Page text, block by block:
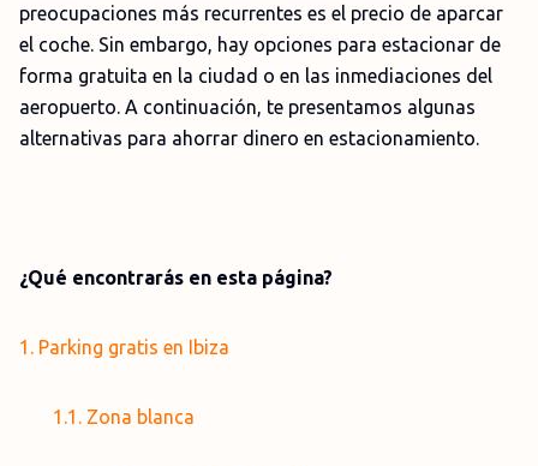
preocupaciones más recurrentes es el precio de aparcar
el coche. Sin embargo, hay opciones para estacionar de
forma gratuita en la ciudad o en las inmediaciones del
aeropuerto. A continuación, te presentamos algunas
alternativas para ahorrar dinero en estacionamiento.
¿Qué encontrarás en esta página?
1. Parking gratis en Ibiza
1.1. Zona blanca